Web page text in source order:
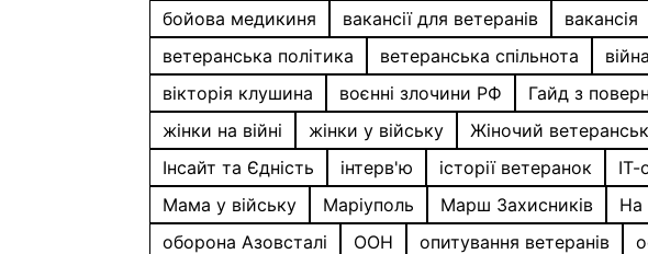
бойова медикиня
вакансії для ветеранів вакансія
ветеранська політика
ветеранська спільнота
вікторія клушина
воєнні злочини РФ Гайд з
жінки на війні
жінки у війську Жіночий
Інсайт та Єдність
інтерв'ю історії ветеранок ІТ-
Мама у війську
Маріуполь Марш Захисників На
оборона Азовсталі
ООН опитування ветеранів